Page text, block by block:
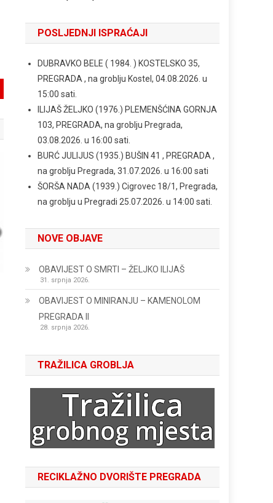
POSLJEDNJI ISPRAĆAJI
DUBRAVKO BELE ( 1984. ) KOSTELSKO 35,
PREGRADA , na groblju Kostel, 04.08.2026. u
15:00 sati.
ILIJAŠ ŽELJKO (1976.) PLEMENŠĆINA GORNJA
103, PREGRADA, na groblju Pregrada,
03.08.2026. u 16:00 sati.
BURĆ JULIJUS (1935.) BUŠIN 41 , PREGRADA ,
na groblju Pregrada, 31.07.2026. u 16:00 sati
ŠORŠA NADA (1939.) Cigrovec 18/1, Pregrada,
na groblju u Pregradi 25.07.2026. u 14:00 sati.
NOVE OBJAVE
OBAVIJEST O SMRTI – ŽELJKO ILIJAŠ
31. srpnja 2026.
OBAVIJEST O MINIRANJU – KAMENOLOM
PREGRADA II
28. srpnja 2026.
TRAŽILICA GROBLJA
RECIKLAŽNO DVORIŠTE PREGRADA